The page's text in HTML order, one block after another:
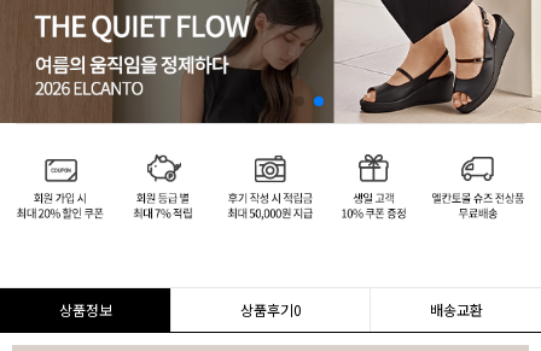
상품정보 상품후기0 배송교환